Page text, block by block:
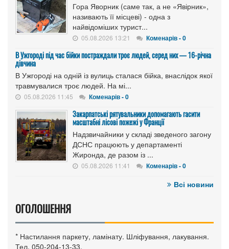
Гора Яворник (саме так, а не «Явірник»,
називають її місцеві) - одна з
найвідоміших турист...
05.08.2026 13:21 Коменарів - 0
В Ужгороді під час бійки постраждали троє людей, серед них — 16-річна
дівчина
В Ужгороді на одній із вулиць сталася бійка, внаслідок якої
травмувалися троє людей. На мі...
05.08.2026 11:45 Коменарів - 0
Закарпатські рятувальники допомагають гасити
масштабні лісові пожежі у Франції
Надзвичайники у складі зведеного загону
ДСНС працюють у департаменті
Жиронда, де разом із ...
05.08.2026 11:41 Коменарів - 0
Всі новини
ОГОЛОШЕННЯ
* Настилання паркету, ламінату. Шліфування, лакування.
Тел. 050-204-13-33.